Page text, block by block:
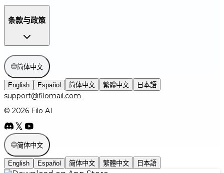
条款与政策
简体中文
English Español 简体中文 繁體中文 日本語
support@filomail.com
© 2026 Filo AI
简体中文
English Español 简体中文 繁體中文 日本語